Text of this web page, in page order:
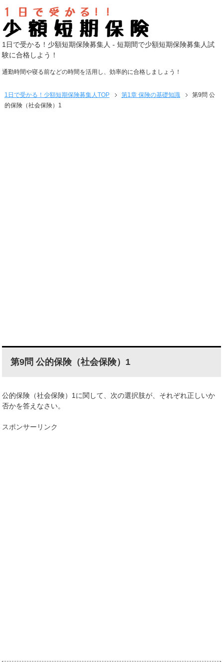
1日で受かる！少額短期保険募集人 - 短期間で少額短期保険募集人試
験に合格しよう！
通勤時間や寝る前などの時間を活用し、効率的に合格しましょう！
1日で受かる！少額短期保険募集人TOP 第1章 保険の基礎知識
第9問 公
的保険（社会保険）1
第9問 公的保険（社会保険）1
公的保険（社会保険）1に関して、次の選択肢が、それぞれ正しいか
否かを答えなさい。
スポンサーリンク